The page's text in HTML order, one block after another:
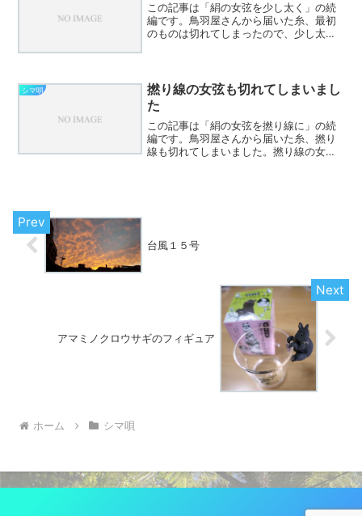
この記事は「絹の女弦を少し太く」の続
編です。鳥羽屋さんから届いた糸、最初
のものは切れてしまったので、少し太め
しい女弦を張って演奏し...
シマ唄
撚り線の女弦も切れてしまいまし
た
この記事は「絹の女弦を撚り線に」の続
編です。鳥羽屋さんから届いた糸、撚り
線も切れてしまいました。撚り線の女弦
台風１５号
アマミノクロウサギのフィギュア
ホーム シマ唄